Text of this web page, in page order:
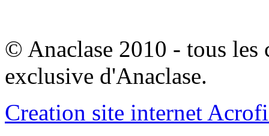
© Anaclase 2010 - tous les
exclusive d'Anaclase.
Creation site internet